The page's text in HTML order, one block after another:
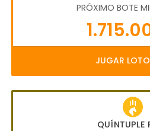
PRÓXIMO BOTE
JUGAR
QUÍNTUPLE